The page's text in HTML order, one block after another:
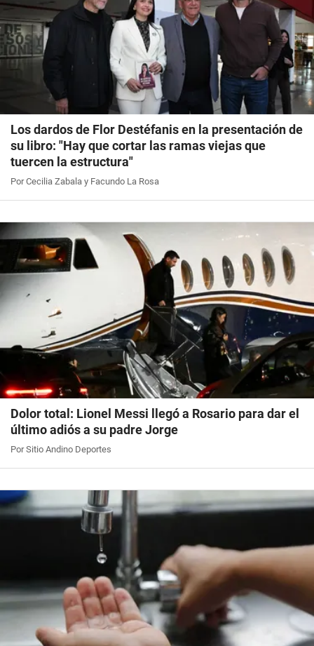
Los dardos de Flor Destéfanis en la presentación de
su libro: "Hay que cortar las ramas viejas que
tuercen la estructura"
Por Cecilia Zabala y Facundo La Rosa
Dolor total: Lionel Messi llegó a Rosario para dar el
último adiós a su padre Jorge
Por Sitio Andino Deportes